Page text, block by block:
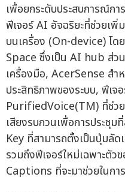
เพื่อยกระดับประสบการณ์กา
ฟีเจอร์ AI อัจฉริยะที่ช่วยเพิ่
บนเครื่อง (On-device) โ
Space ซึ่งเป็น AI hub ส่ว
เครื่องมือ, AcerSense สำ
ประสิทธิภาพของระบบ, ฟีเ
PurifiedVoice(TM) ที่ช่ว
เสียงรบกวนเพื่อการประชุ
Key ที่สามารถตั้งเป็นปุ่มลัด
รวมถึงฟีเจอร์ใหม่เฉพาะตั
Captions ที่จะมาช่วยในกา